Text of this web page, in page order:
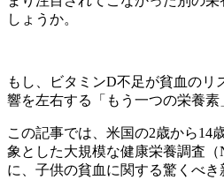
しょうか。
もし、ビタミンD不足が貧血のリ
響を左右する「もう一つの栄養素
この記事では、米国の2歳から14
象とした大規模な健康栄養調査
に、子供の貧血に関する驚くべ